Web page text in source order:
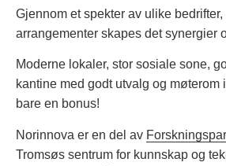
Gjennom et spekter av ulike
arrangementer skapes det synergier
Moderne lokaler, stor sosiale sone,
kantine med godt utvalg og møterom
bare en bonus!
Norinnova er en del av
Tromsøs sentrum for kunnskap og